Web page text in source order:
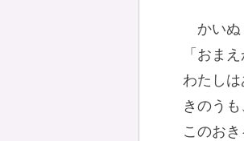
かいぬ
「おま
わたしは
きのうも
このお